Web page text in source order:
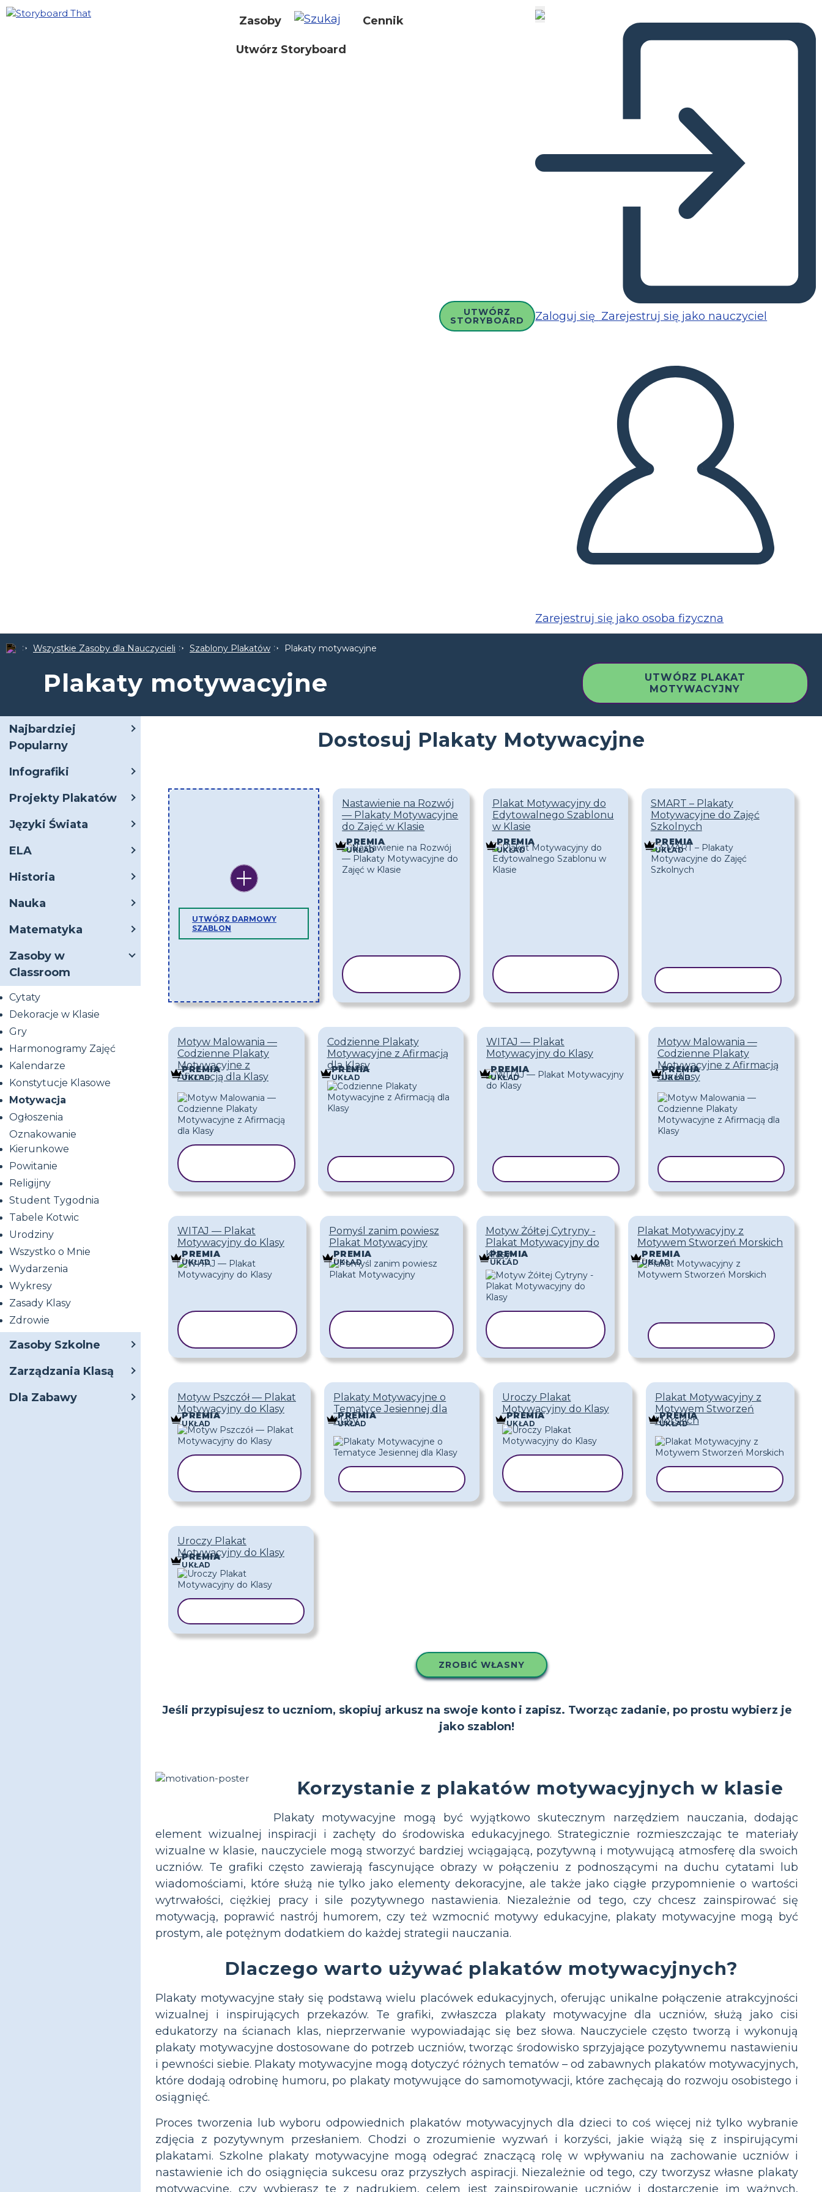
Zasoby Cennik
Utwórz Storyboard
UTWÓRZ
STORYBOARD Zaloguj się Zarejestruj się jako nauczyciel
Zarejestruj się jako osoba fizyczna
Wszystkie Zasoby dla Nauczycieli Szablony Plakatów Plakaty motywacyjne
Plakaty motywacyjne
UTWÓRZ PLAKAT
MOTYWACYJNY
Najbardziej
Popularny
Infografiki
Projekty Plakatów
Języki Świata
ELA
Historia
Nauka
Matematyka
Zasoby w
Classroom
Cytaty
Dekoracje w Klasie
Gry
Harmonogramy Zajęć
Kalendarze
Konstytucje Klasowe
Motywacja
Ogłoszenia
Oznakowanie
Kierunkowe
Powitanie
Religijny
Student Tygodnia
Tabele Kotwic
Urodziny
Wszystko o Mnie
Wydarzenia
Wykresy
Zasady Klasy
Zdrowie
Zasoby Szkolne
Zarządzania Klasą
Dla Zabawy
Dostosuj Plakaty Motywacyjne
UTWÓRZ DARMOWY
SZABLON
Nastawienie na Rozwój
— Plakaty Motywacyjne
do Zajęć w Klasie
PREMIA
UKŁAD
Plakat Motywacyjny do
Edytowalnego Szablonu
w Klasie
PREMIA
UKŁAD
SMART – Plakaty
Motywacyjne do Zajęć
Szkolnych
PREMIA
UKŁAD
Motyw Malowania —
Codzienne Plakaty
Motywacyjne z
Afirmacją dla Klasy
PREMIA
UKŁAD
Codzienne Plakaty
Motywacyjne z Afirmacją
dla Klasy
PREMIA
UKŁAD
WITAJ — Plakat
Motywacyjny do Klasy
PREMIA
UKŁAD
Motyw Malowania —
Codzienne Plakaty
Motywacyjne z Afirmacją
dla Klasy
PREMIA
UKŁAD
WITAJ — Plakat
Motywacyjny do Klasy
PREMIA
UKŁAD
Pomyśl zanim powiesz
Plakat Motywacyjny
PREMIA
UKŁAD
Motyw Żółtej Cytryny -
Plakat Motywacyjny do
Klasy
PREMIA
UKŁAD
Plakat Motywacyjny z
Motywem Stworzeń Morskich
PREMIA
UKŁAD
Motyw Pszczół — Plakat
Motywacyjny do Klasy
PREMIA
UKŁAD
Plakaty Motywacyjne o
Tematyce Jesiennej dla
Klasy
PREMIA
UKŁAD
Uroczy Plakat
Motywacyjny do Klasy
PREMIA
UKŁAD
Plakat Motywacyjny z
Motywem Stworzeń
Morskich
PREMIA
UKŁAD
Uroczy Plakat
Motywacyjny do Klasy
PREMIA
UKŁAD
ZROBIĆ WŁASNY
Jeśli przypisujesz to uczniom, skopiuj arkusz na swoje konto i zapisz. Tworząc zadanie, po prostu wybierz je
jako szablon!
Korzystanie z plakatów motywacyjnych w klasie
Plakaty motywacyjne mogą być wyjątkowo skutecznym narzędziem nauczania, dodając
element wizualnej inspiracji i zachęty do środowiska edukacyjnego. Strategicznie rozmieszczając te materiały
wizualne w klasie, nauczyciele mogą stworzyć bardziej wciągającą, pozytywną i motywującą atmosferę dla swoich
uczniów. Te grafiki często zawierają fascynujące obrazy w połączeniu z podnoszącymi na duchu cytatami lub
wiadomościami, które służą nie tylko jako elementy dekoracyjne, ale także jako ciągłe przypomnienie o wartości
wytrwałości, ciężkiej pracy i sile pozytywnego nastawienia. Niezależnie od tego, czy chcesz zainspirować się
motywacją, poprawić nastrój humorem, czy też wzmocnić motywy edukacyjne, plakaty motywacyjne mogą być
prostym, ale potężnym dodatkiem do każdej strategii nauczania.
Dlaczego warto używać plakatów motywacyjnych?
Plakaty motywacyjne stały się podstawą wielu placówek edukacyjnych, oferując unikalne połączenie atrakcyjności
wizualnej i inspirujących przekazów. Te grafiki, zwłaszcza plakaty motywacyjne dla uczniów, służą jako cisi
edukatorzy na ścianach klas, nieprzerwanie wypowiadając się bez słowa. Nauczyciele często tworzą i wykonują
plakaty motywacyjne dostosowane do potrzeb uczniów, tworząc środowisko sprzyjające pozytywnemu nastawieniu
i pewności siebie. Plakaty motywacyjne mogą dotyczyć różnych tematów – od zabawnych plakatów motywacyjnych,
które dodają odrobinę humoru, po plakaty motywujące do samomotywacji, które zachęcają do rozwoju osobistego i
osiągnięć.
Proces tworzenia lub wyboru odpowiednich plakatów motywacyjnych dla dzieci to coś więcej niż tylko wybranie
zdjęcia z pozytywnym przesłaniem. Chodzi o zrozumienie wyzwań i korzyści, jakie wiążą się z inspirującymi
plakatami. Szkolne plakaty motywacyjne mogą odegrać znaczącą rolę w wpływaniu na zachowanie uczniów i
nastawienie ich do osiągnięcia sukcesu oraz przyszłych aspiracji. Niezależnie od tego, czy tworzysz własne plakaty
motywacyjne, czy wybierasz te z nadrukiem, celem jest zainspirowanie uczniów i dostarczenie im ważnych,